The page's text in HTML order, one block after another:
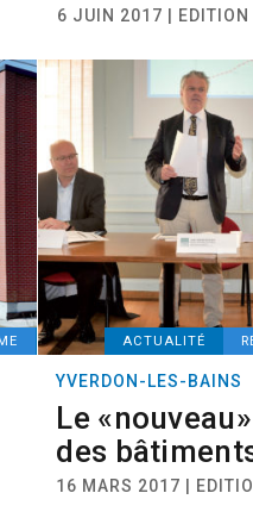
6 JUIN 2017 | EDITION
ACTUALITÉ
YVERDON-LES-BAINS
Le
des
16 MARS 2017 |